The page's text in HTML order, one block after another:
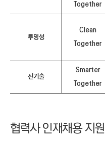
Together
투명성
Clean
Together
신기술
Smarter
Together
협력사 인재채용 지원